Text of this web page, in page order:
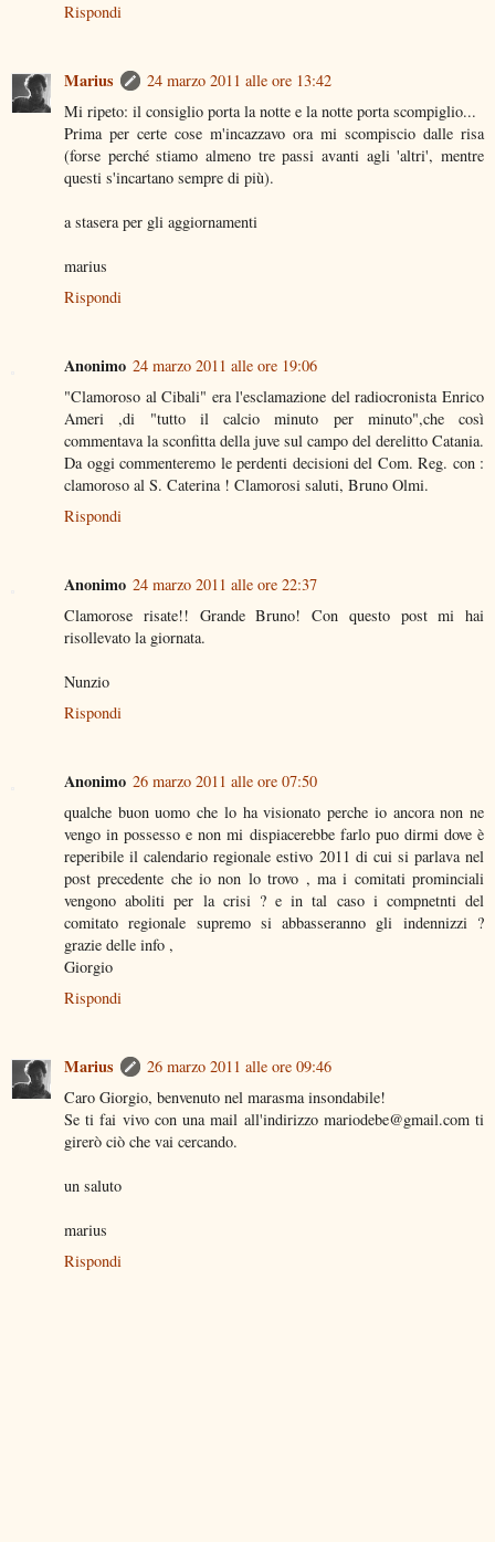
Rispondi
Marius
24 marzo 2011 alle ore 13:42
Mi ripeto: il consiglio porta la notte e la notte porta scompiglio...
Prima per certe cose m'incazzavo ora mi scompiscio dalle risa
(forse perché stiamo almeno tre passi avanti agli 'altri', mentre
questi s'incartano sempre di più).
a stasera per gli aggiornamenti
marius
Rispondi
Anonimo 24 marzo 2011 alle ore 19:06
"Clamoroso al Cibali" era l'esclamazione del radiocronista Enrico
Ameri ,di "tutto il calcio minuto per minuto",che così
commentava la sconfitta della juve sul campo del derelitto Catania.
Da oggi commenteremo le perdenti decisioni del Com. Reg. con :
clamoroso al S. Caterina ! Clamorosi saluti, Bruno Olmi.
Rispondi
Anonimo 24 marzo 2011 alle ore 22:37
Clamorose risate!! Grande Bruno! Con questo post mi hai
risollevato la giornata.
Nunzio
Rispondi
Anonimo 26 marzo 2011 alle ore 07:50
qualche buon uomo che lo ha visionato perche io ancora non ne
vengo in possesso e non mi dispiacerebbe farlo puo dirmi dove è
reperibile il calendario regionale estivo 2011 di cui si parlava nel
post precedente che io non lo trovo , ma i comitati prominciali
vengono aboliti per la crisi ? e in tal caso i compnetnti del
comitato regionale supremo si abbasseranno gli indennizzi ?
grazie delle info ,
Giorgio
Rispondi
Marius
26 marzo 2011 alle ore 09:46
Caro Giorgio, benvenuto nel marasma insondabile!
Se ti fai vivo con una mail all'indirizzo mariodebe@gmail.com ti
girerò ciò che vai cercando.
un saluto
marius
Rispondi